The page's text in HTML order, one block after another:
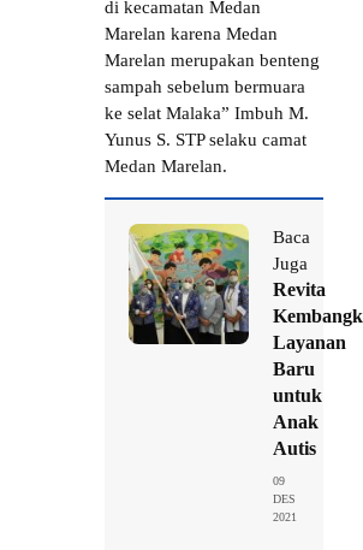
di kecamatan Medan
Marelan karena Medan
Marelan merupakan benteng
sampah sebelum bermuara
ke selat Malaka” Imbuh M.
Yunus S. STP selaku camat
Medan Marelan.
Baca
Juga
Revita
Layanan
Baru
untuk
Anak
Autis
09
DES
2021